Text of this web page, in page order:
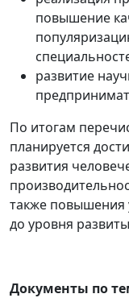
повышение
развитие
По итогам
планируется
развития
также повышения
до уровня
Документы по